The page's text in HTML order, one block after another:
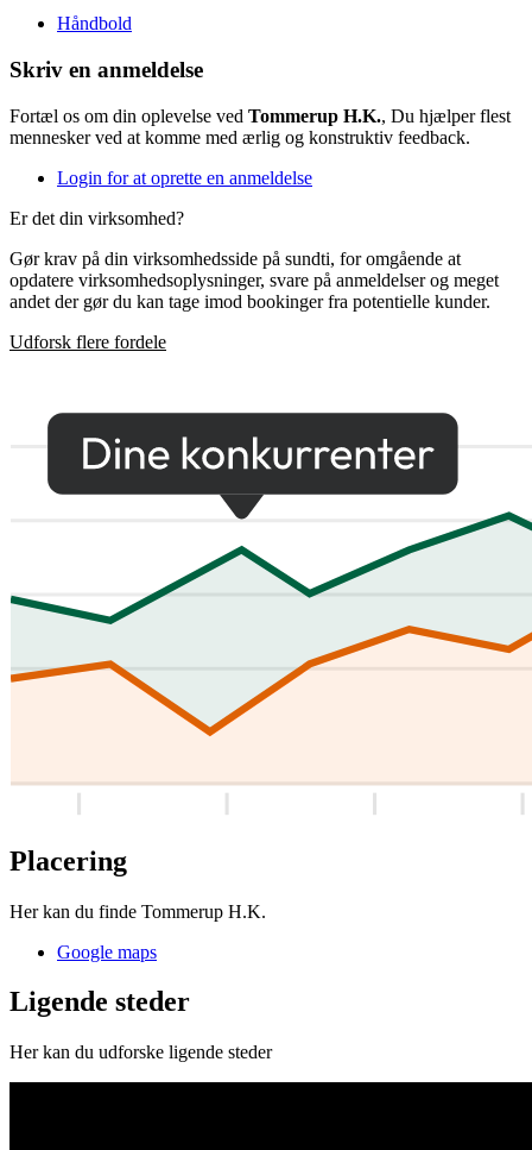
Håndbold
Skriv en anmeldelse
Fortæl os om din oplevelse ved Tommerup H.K., Du hjælper flest
mennesker ved at komme med ærlig og konstruktiv feedback.
Login for at oprette en anmeldelse
Er det din virksomhed?
Gør krav på din virksomhedsside på sundti, for omgående at
opdatere virksomhedsoplysninger, svare på anmeldelser og meget
andet der gør du kan tage imod bookinger fra potentielle kunder.
Udforsk flere fordele
Placering
Her kan du finde Tommerup H.K.
Google maps
Ligende steder
Her kan du udforske ligende steder